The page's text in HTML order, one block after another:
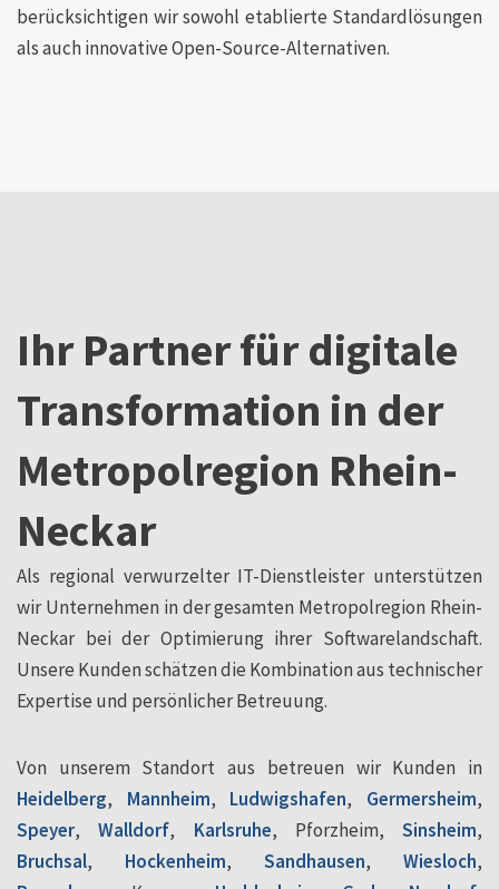
berücksichtigen wir sowohl etablierte Standardlösungen
als auch innovative Open-Source-Alternativen.
Ihr Partner für digitale
Transformation in der
Metropolregion Rhein-
Neckar
Als regional verwurzelter IT-Dienstleister unterstützen
wir Unternehmen in der gesamten Metropolregion Rhein-
Neckar bei der Optimierung ihrer Softwarelandschaft.
Unsere Kunden schätzen die Kombination aus technischer
Expertise und persönlicher Betreuung.
Von unserem Standort aus betreuen wir Kunden in
Heidelberg, Mannheim, Ludwigshafen, Germersheim,
Speyer,Walldorf, Karlsruhe, Pforzheim, Sinsheim,
Bruchsal, Hockenheim, Sandhausen, Wiesloch,